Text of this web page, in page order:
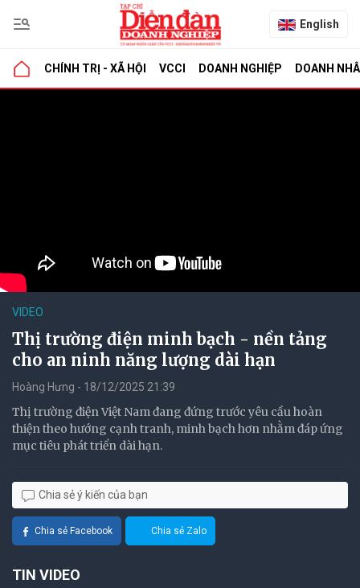
English
CHÍNH TRỊ - XÃ HỘI VCCI DOANH NGHIỆP DOANH
VIDEO
Thị trường điện minh bạch - nền tảng
cho an ninh năng lượng dài hạn
Hoàng Hưng - 18/12/2025 21:39
Thị trường điện Việt Nam đang đứng trước yêu cầu hoàn
thiện theo hướng cạnh tranh, minh bạch hơn nhằm đáp ứng
mục tiêu phát triển dài hạn.
Chia sẻ ý kiến của bạn
Chia sẻ Facebook Chia sẻ Zalo
TIN VIDEO